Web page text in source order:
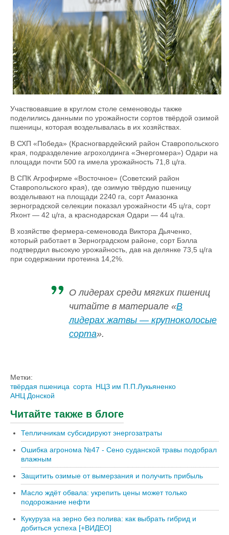
Участвовавшие в круглом столе семеноводы также
поделились данными по урожайности сортов твёрдой озимой
пшеницы, которая возделывалась в их хозяйствах.
В СХП «Победа» (Красногвардейский район Ставропольского
края, подразделение агрохолдинга «Энергомера») Одари на
площади почти 500 га имела урожайность 71,8 ц/га.
В СПК Агрофирме «Восточное» (Советский район
Ставропольского края), где озимую твёрдую пшеницу
возделывают на площади 2240 га, сорт Амазонка
зерноградской селекции показал урожайности 45 ц/га, сорт
Яхонт — 42 ц/га, а краснодарская Одари — 44 ц/га.
В хозяйстве фермера-семеновода Виктора Дьяченко,
который работает в Зерноградском районе, сорт Бэлла
подтвердил высокую урожайность, дав на делянке 73,5 ц/га
при содержании протеина 14,2%.
О лидерах среди мягких пшениц
читайте в материале «В
лидерах жатвы — крупноколосые
сорта».
Метки:
твёрдая пшеница сорта НЦЗ им П.П.Лукьяненко
АНЦ Донской
Читайте также в блоге
Тепличникам субсидируют энергозатраты
Ошибка агронома №47 - Сено суданской травы подобрал
влажным
Защитить озимые от вымерзания и получить прибыль
Масло ждёт обвала: укрепить цены может только
подорожание нефти
Кукуруза на зерно без полива: как выбрать гибрид и
добиться успеха [+ВИДЕО]